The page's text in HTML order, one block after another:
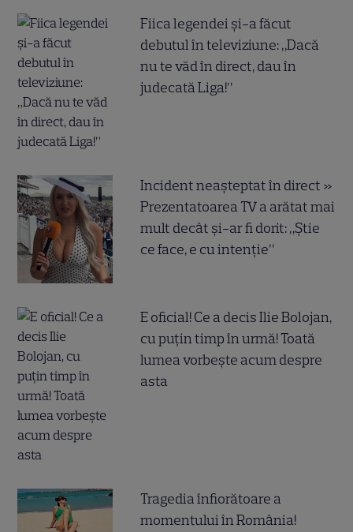
Fiica legendei și-a făcut
debutul în televiziune: „Dacă
nu te văd în direct, dau în
judecată Liga!”
Incident neașteptat în direct »
Prezentatoarea TV a arătat mai
mult decât și-ar fi dorit: „Știe
ce face, e cu intenție”
E oficial! Ce a decis Ilie Bolojan,
cu puțin timp în urmă! Toată
lumea vorbește acum despre
asta
Tragedia înfiorătoare a
momentului în România!